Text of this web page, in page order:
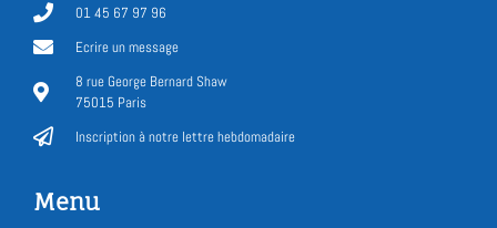
01 45 67 97 96
Ecrire un message
8 rue George Bernard Shaw
75015 Paris
Inscription à notre lettre hebdomadaire
Menu